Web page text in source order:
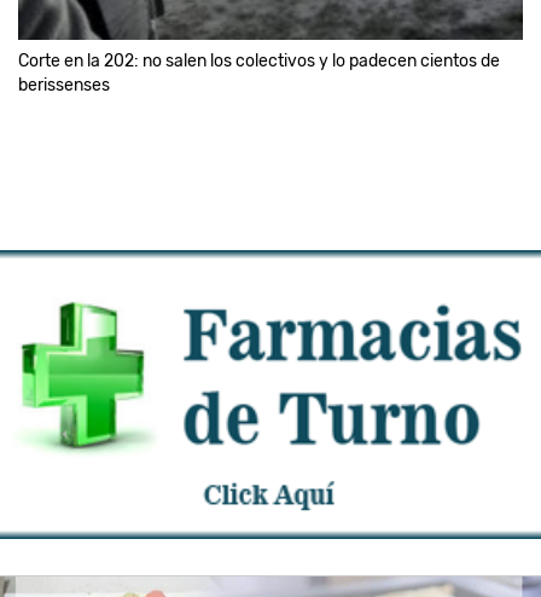
Corte en la 202: no salen los colectivos y lo padecen cientos de
berissenses